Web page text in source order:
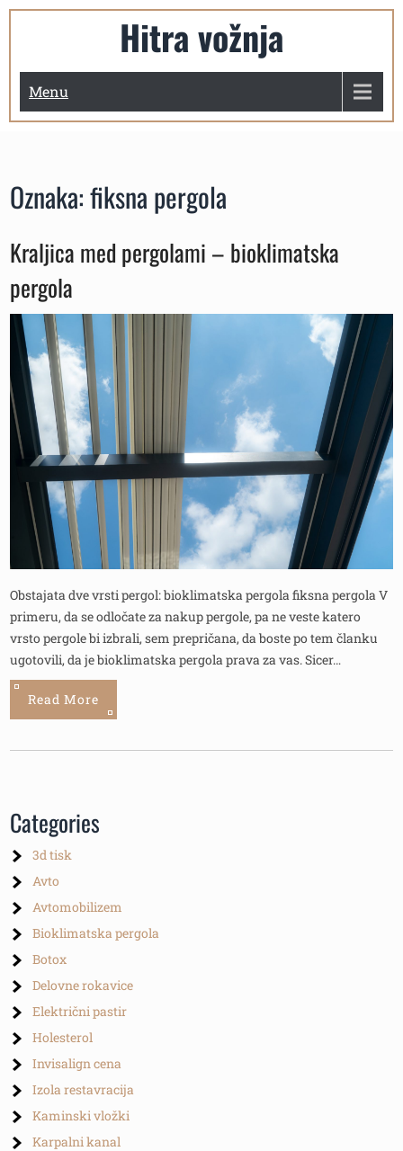
Skip
Hitra vožnja
Menu
Oznaka:fiksna pergola
Kraljica med pergolami – bioklimatska
pergola
Obstajata dve vrsti pergol: bioklimatska pergola fiksna pergola V
primeru, da se odločate za nakup pergole, pa ne veste katero
vrsto pergole bi izbrali, sem prepričana, da boste po tem članku
ugotovili, da je bioklimatska pergola prava za vas. Sicer…
Read More
Categories
3d tisk
Avto
Avtomobilizem
Bioklimatska pergola
Botox
Delovne rokavice
Električni pastir
Holesterol
Invisalign cena
Izola restavracija
Kaminski vložki
Karpalni kanal